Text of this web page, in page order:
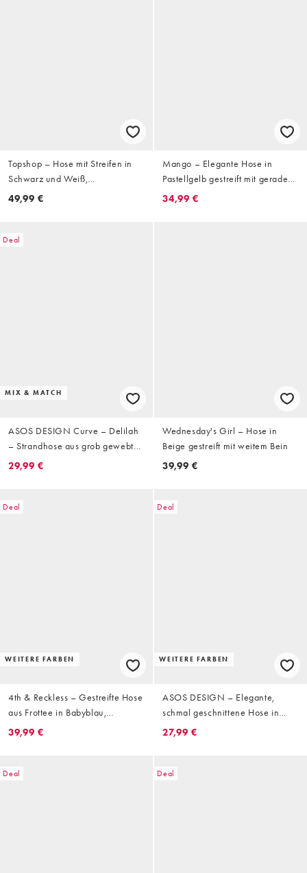
Topshop – Hose mit Streifen in
Schwarz und Weiß,
Knitterstruktur und Tunnelzug
49,99 €
Mango – Elegante Hose in
Pastellgelb gestreift mit geradem
Bein
34,99 €
Deal
MIX & MATCH
ASOS DESIGN Curve – Delilah
– Strandhose aus grob gewebter
Baumwolle in gestreiftem Blau
29,99 €
Wednesday's Girl – Hose in
Beige gestreift mit weitem Bein
39,99 €
Deal
WEITERE FARBEN
4th & Reckless – Gestreifte Hose
aus Frottee in Babyblau,
Kombiteil
39,99 €
Deal
WEITERE FARBEN
ASOS DESIGN – Elegante,
schmal geschnittene Hose in
Marineblau gestreift
27,99 €
Deal Deal